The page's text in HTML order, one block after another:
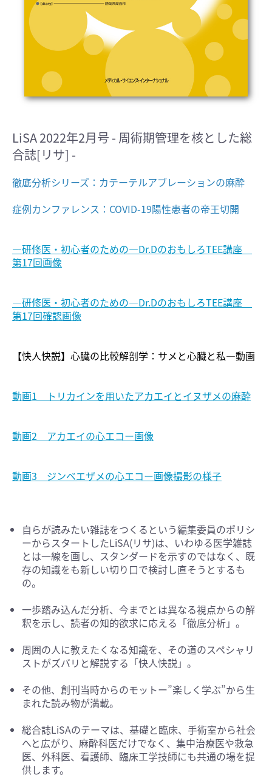
LiSA 2022年2月号 - 周術期管理を核とした総
合誌[リサ] -
徹底分析シリーズ：カテーテルアブレーションの麻酔
症例カンファレンス：COVID-19陽性患者の帝王切開
―研修医・初心者のための―Dr.DのおもしろTEE講座
第17回画像
―研修医・初心者のための―Dr.DのおもしろTEE講座
第17回確認画像
【快人快説】心臓の比較解剖学：サメと心臓と私―動画
動画1 トリカインを用いたアカエイとイヌザメの麻酔
動画2 アカエイの心エコー画像
動画3 ジンベエザメの心エコー画像撮影の様子
自らが読みたい雑誌をつくるという編集委員のポリシ
ーからスタートしたLiSA(リサ)は、いわゆる医学雑誌
とは一線を画し、スタンダードを示すのではなく、既
存の知識をも新しい切り口で検討し直そうとするも
の。
一歩踏み込んだ分析、今までとは異なる視点からの解
釈を示し、読者の知的欲求に応える「徹底分析」。
周囲の人に教えたくなる知識を、その道のスペシャリ
ストがズバリと解説する「快人快説」。
その他、創刊当時からのモットー”楽しく学ぶ”から生
まれた読み物が満載。
総合誌LiSAのテーマは、基礎と臨床、手術室から社会
へと広がり、麻酔科医だけでなく、集中治療医や救急
医、外科医、看護師、臨床工学技師にも共通の場を提
供します。